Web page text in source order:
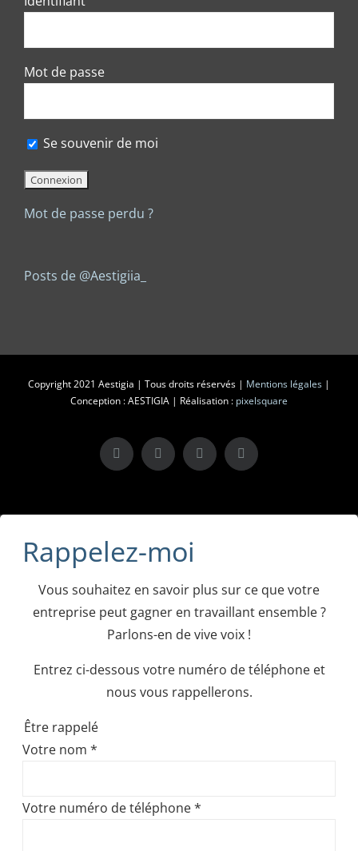
Mot de passe
Se souvenir de moi
Mot de passe perdu ?
Posts de @Aestigiia_
Copyright 2021 Aestigia | Tous droits réservés | Mentions légales |
Conception : AESTIGIA | Réalisation : pixelsquare
X LinkedInInstagramFacebook
Rappelez-moi
Vous souhaitez en savoir plus sur ce que votre
entreprise peut gagner en travaillant ensemble ?
Parlons-en de vive voix !
Entrez ci-dessous votre numéro de téléphone et
nous vous rappellerons.
Être rappelé
Votre nom *
Votre numéro de téléphone*